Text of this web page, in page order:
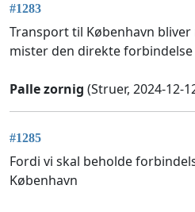
#1283
Transport til København
mister den direkte forbindelse
Palle zornig (Struer, 2024-12-
#1285
Fordi vi skal beholde
København